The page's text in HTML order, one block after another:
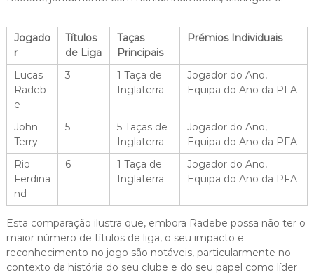
Jogado
r
Títulos
de Liga
Taças
Principais
Prémios Individuais
Lucas
Radeb
e
3
1 Taça de
Inglaterra
Jogador do Ano,
Equipa do Ano da PFA
John
Terry
5
5 Taças de
Inglaterra
Jogador do Ano,
Equipa do Ano da PFA
Rio
Ferdina
nd
6
1 Taça de
Inglaterra
Jogador do Ano,
Equipa do Ano da PFA
Esta comparação ilustra que, embora Radebe possa não ter o
maior número de títulos de liga, o seu impacto e
reconhecimento no jogo são notáveis, particularmente no
contexto da história do seu clube e do seu papel como líder